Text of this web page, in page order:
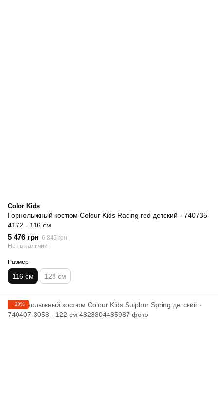
Color Kids
Горнолыжный костюм Colour Kids Racing red детский - 740735-
4172 - 116 см
5 476 грн 6 845 грн
Нет в наличии
Размер
116 см 128 см
−20%